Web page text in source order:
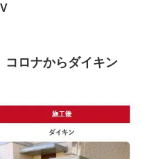
ロナからダイキン